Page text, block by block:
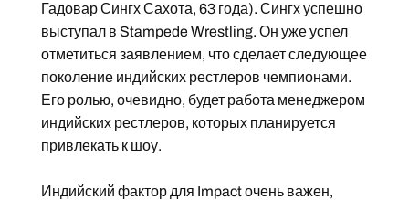
Гадовар Сингх Сахота, 63 года). Сингх успешно
выступал в Stampede Wrestling. Он уже успел
отметиться заявлением, что сделает следующее
поколение индийских рестлеров чемпионами.
Его ролью, очевидно, будет работа менеджером
индийских рестлеров, которых планируется
привлекать к шоу.
Индийский фактор для Impact очень важен,